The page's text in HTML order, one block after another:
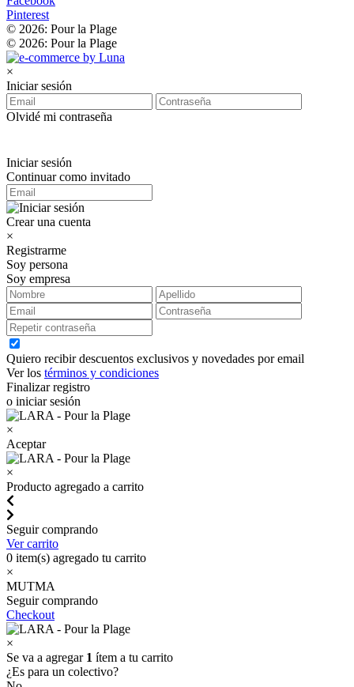
Pinterest
© 2026: Pour la Plage
© 2026: Pour la Plage
×
Iniciar sesión
Olvidé mi contraseña
Iniciar sesión
Continuar como invitado
Crear una cuenta
×
Registrarme
Soy persona
Soy empresa
Quiero recibir descuentos exclusivos y novedades por email
Ver los términos y condiciones
Finalizar registro
o iniciar sesión
×
Aceptar
×
Producto agregado a carrito
Seguir comprando
Ver carrito
0 item(s) agregado tu carrito
×
MUTMA
Seguir comprando
Checkout
×
Se va a agregar 1 ítem a tu carrito
¿Es para un colectivo?